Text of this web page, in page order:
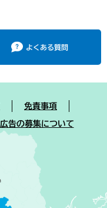
よくある質問
免責事項
広告の募集について